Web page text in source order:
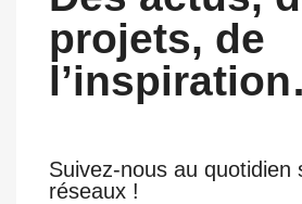
projets, de
Suivez-nous au quotidien
réseaux !